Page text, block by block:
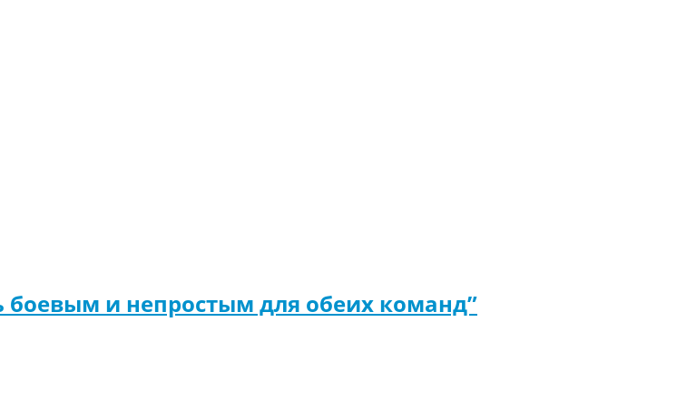
боевым и непростым для обеих команд”